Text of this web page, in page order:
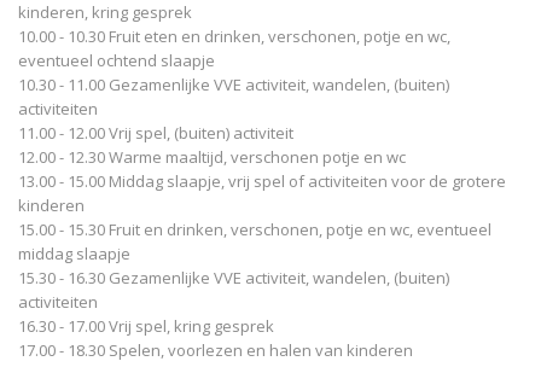
kinderen, kring gesprek
10.00 - 10.30 Fruit eten en drinken, verschonen, potje en wc,
eventueel ochtend slaapje
10.30 - 11.00 Gezamenlijke VVE activiteit, wandelen, (buiten)
activiteiten
11.00 - 12.00 Vrij spel, (buiten) activiteit
12.00 - 12.30 Warme maaltijd, verschonen potje en wc
13.00 - 15.00 Middag slaapje, vrij spel of activiteiten voor de grotere
kinderen
15.00 - 15.30 Fruit en drinken, verschonen, potje en wc, eventueel
middag slaapje
15.30 - 16.30 Gezamenlijke VVE activiteit, wandelen, (buiten)
activiteiten
16.30 - 17.00 Vrij spel, kring gesprek
17.00 - 18.30 Spelen, voorlezen en halen van kinderen